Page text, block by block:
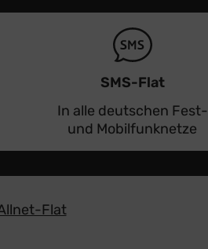
SMS-Flat
In alle deutschen Fest-
und Mobilfunknetze
Flat